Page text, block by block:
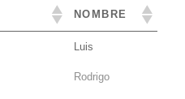
NOMBRE
Luis
Rodrigo